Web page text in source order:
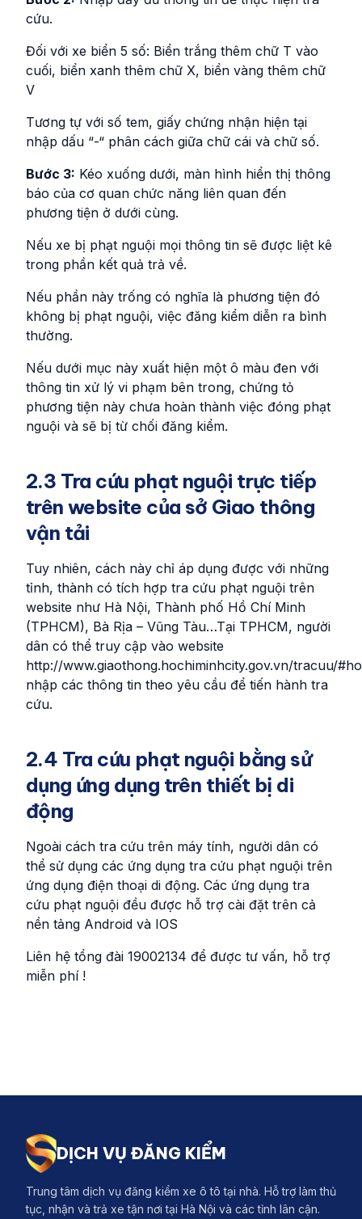
cứu.
Đối với xe biển 5 số: Biển trắng thêm chữ T vào
cuối, biển xanh thêm chữ X, biển vàng thêm chữ
V
Tương tự với số tem, giấy chứng nhận hiện tại
nhập dấu “-“ phân cách giữa chữ cái và chữ số.
Bước 3: Kéo xuống dưới, màn hình hiển thị thông
báo của cơ quan chức năng liên quan đến
phương tiện ở dưới cùng.
Nếu xe bị phạt nguội mọi thông tin sẽ được liệt kê
trong phần kết quả trả về.
Nếu phần này trống có nghĩa là phương tiện đó
không bị phạt nguội, việc đăng kiểm diễn ra bình
thường.
Nếu dưới mục này xuất hiện một ô màu đen với
thông tin xử lý vi phạm bên trong, chứng tỏ
phương tiện này chưa hoàn thành việc đóng phạt
nguội và sẽ bị từ chối đăng kiểm.
2.3 Tra cứu phạt nguội trực tiếp
trên website của sở Giao thông
vận tải
Tuy nhiên, cách này chỉ áp dụng được với những
tỉnh, thành có tích hợp tra cứu phạt nguội trên
website như Hà Nội, Thành phố Hồ Chí Minh
(TPHCM), Bà Rịa – Vũng Tàu…Tại TPHCM, người
dân có thể truy cập vào website
http://www.giaothong.hochiminhcity.gov.vn/tracuu/
nhập các thông tin theo yêu cầu để tiến hành tra
cứu.
2.4 Tra cứu phạt nguội bằng sử
dụng ứng dụng trên thiết bị di
động
Ngoài cách tra cứu trên máy tính, người dân có
thể sử dụng các ứng dụng tra cứu phạt nguội trên
ứng dụng điện thoại di động. Các ứng dụng tra
cứu phạt nguội đều được hỗ trợ cài đặt trên cả
nền tảng Android và IOS
Liên hệ tổng đài 19002134 để được tư vấn, hỗ trợ
miễn phí !
DỊCH VỤ ĐĂNG KIỂM
Trung tâm dịch vụ đăng kiểm xe ô tô tại nhà. Hỗ trợ làm thủ
tục, nhận và trả xe tận nơi tại Hà Nội và các tỉnh lân cận.